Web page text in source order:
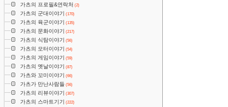
가츠의 프로필&연락처 (2)
가츠의 군대이야기 (170)
가츠의 육군이야기 (135)
가츠의 문화이야기 (217)
가츠의 식탐이야기 (56)
가츠의 모터이야기 (54)
가츠의 게임이야기 (59)
가츠의 옛날이야기 (87)
가츠와 꼬미이야기 (66)
가츠가 만난사람들 (56)
가츠의 리뷰이야기 (307)
가츠의 스마트기기 (222)